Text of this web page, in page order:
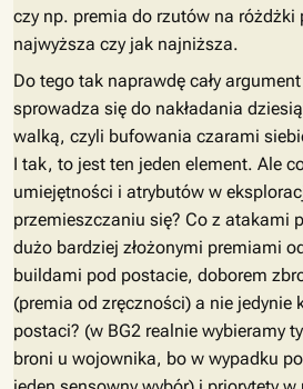
czy np. premia do rzutów na różdżki
najwyższa czy jak najniższa.
Do tego tak naprawdę cały
sprowadza się do nakładania
walką, czyli bufowania czarami
I tak, to jest ten jeden element. Ale
umiejętności i atrybutów w
przemieszczaniu się? Co z atakami
dużo bardziej złożonymi premiami
buildami pod postacie, doborem
(premia od zręczności) a nie jedynie
postaci? (w BG2 realnie wybieramy
broni u wojownika, bo w wypadku